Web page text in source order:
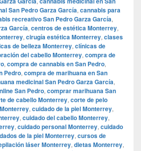
San Pedro Garza García, cannabis para
recreativo San Pedro Garza García,
García, centros de estética Monterrey,
, cirugía estética Monterrey, clases
de belleza Monterrey, clínicas de
del cabello Monterrey, compra de
, compra de cannabis en San Pedro,
Pedro, compra de marihuana en San
medicinal San Pedro Garza García,
San Pedro, comprar marihuana San
de cabello Monterrey, corte de pelo
, cuidado de la piel Monterrey,
, cuidado del cabello Monterrey,
, cuidado personal Monterrey, cuidado
de la piel Monterrey, cursos de
láser Monterrey, dietas Monterrey,